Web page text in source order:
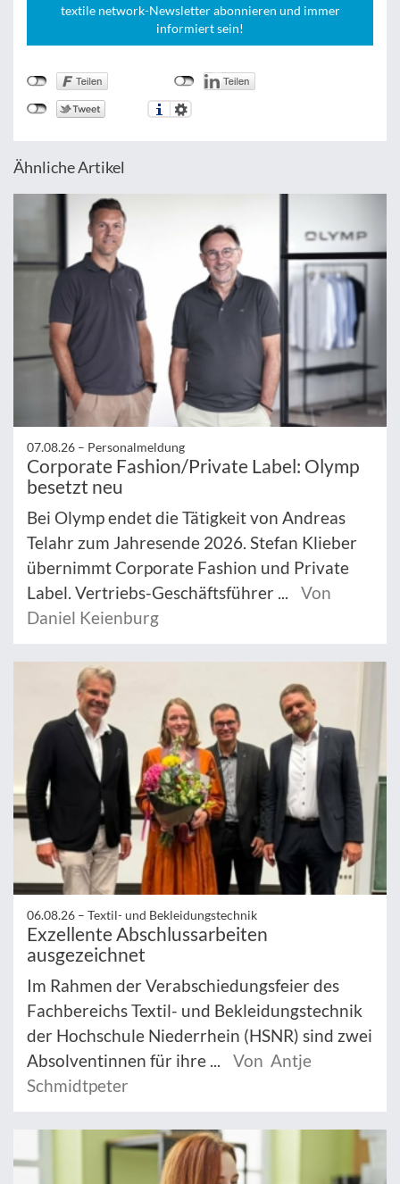
textile network-Newsletter abonnieren und immer
informiert sein!
Ähnliche Artikel
07.08.26 – Personalmeldung
Corporate Fashion/Private Label: Olymp
besetzt neu
Bei Olymp endet die Tätigkeit von Andreas
Telahr zum Jahresende 2026. Stefan Klieber
übernimmt Corporate Fashion und Private
Label. Vertriebs-Geschäftsführer ...
Von
Daniel Keienburg
06.08.26 – Textil- und Bekleidungstechnik
Exzellente Abschlussarbeiten
ausgezeichnet
Im Rahmen der Verabschiedungsfeier des
Fachbereichs Textil- und Bekleidungstechnik
der Hochschule Niederrhein (HSNR) sind zwei
Absolventinnen für ihre ...
Von Antje
Schmidtpeter